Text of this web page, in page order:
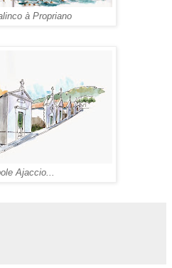
à Propriano
Ajaccio...